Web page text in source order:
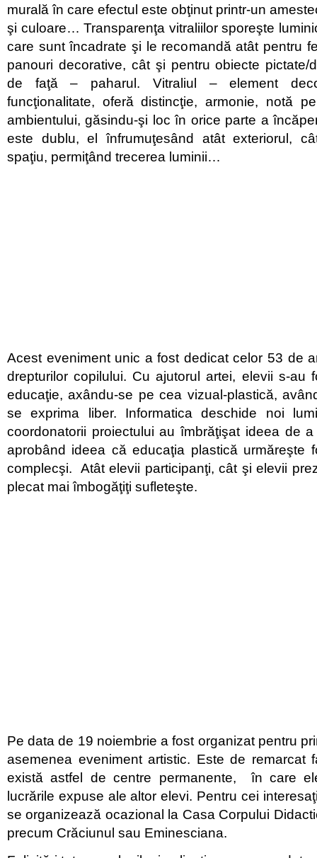
murală în care efectul este obţinut printr-un
şi culoare… Transparenţa vitraliilor sporeşte
care sunt încadrate şi le recomandă atât pentru
panouri decorative, cât şi pentru obiecte
de faţă – paharul. Vitraliul – element
funcţionalitate, oferă distincţie, armonie, notă
ambientului, găsindu-şi loc în orice parte a
este dublu, el înfrumuţesând atât exteriorul,
spaţiu, permiţând trecerea luminii…
Acest eveniment unic a fost dedicat celor 53 de
drepturilor copilului. Cu ajutorul artei, elevii s-au
educaţie, axându-se pe cea vizual-plastică,
se exprima liber. Informatica deschide noi
coordonatorii proiectului au îmbrăţişat ideea de
aprobând ideea că educaţia plastică urmăreşte
complecşi. Atât elevii participanţi, cât şi elevii
plecat mai îmbogăţiţi sufleteşte.
Pe data de 19 noiembrie a fost organizat pentru
asemenea eveniment artistic. Este de remarcat
există astfel de centre permanente, în care
lucrările expuse ale altor elevi. Pentru cei
se organizează ocazional la Casa Corpului
precum Crăciunul sau Eminesciana.